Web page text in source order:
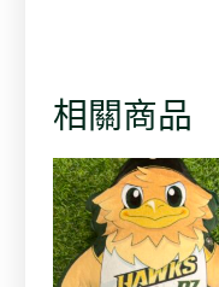
相關商品